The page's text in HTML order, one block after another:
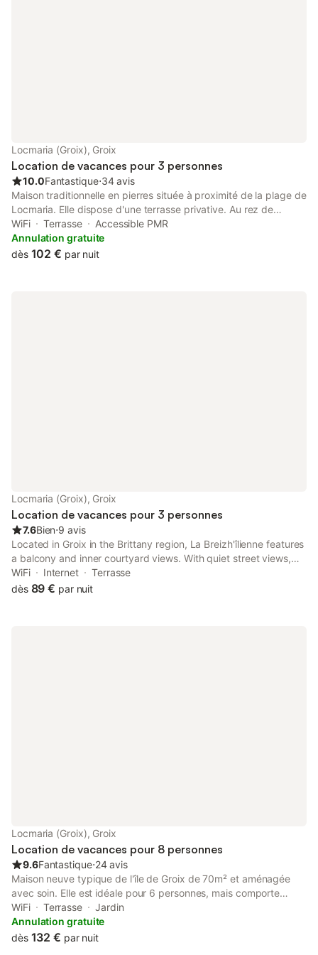
Locmaria (Groix), Groix
Location de vacances pour 3 personnes
10.0Fantastique⋅34 avis
Maison traditionnelle en pierres située à proximité de la plage de
Locmaria. Elle dispose d'une terrasse privative. Au rez de
chaussée , une belle pièce à vivre avec cuisine équipée et un
coin salon avec canapé et télévision. A l'étage une chambre ( 1
lit 140 cm; 1 lit 90 cm); salle de bain privative avec douche et
WiFi Terrasse
Accessible PMR
Annulation gratuite
dès 102 € par nuit
Locmaria (Groix), Groix
Location de vacances pour 3 personnes
7.6Bien⋅9 avis
Located in Groix in the Brittany region, La Breizh'îlienne features
a balcony and inner courtyard views. With quiet street views,
this accommodation offers a patio.
WiFi Internet
Terrasse
dès 89 € par nuit
Locmaria (Groix), Groix
Location de vacances pour 8 personnes
9.6Fantastique⋅24 avis
Maison neuve typique de l'île de Groix de 70m² et aménagée
avec soin. Elle est idéale pour 6 personnes, mais comporte
jusqu'à 8 couchages (2 lits doubles par chambre sous comble).
Elle est idéalement localisée à Locmaria proche des plages de
Locmaria, les Grands sables, les sables rouges. Les criques sont
WiFi Terrasse
Jardin
Annulation gratuite
dès 132 € par nuit